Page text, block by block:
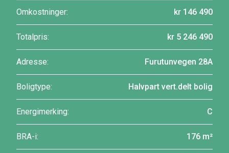
Omkostninger: kr 146 490
Totalpris: kr 5 246 490
Adresse: Furutunvegen 28A
Boligtype: Halvpart vert.delt bolig
Energimerking: C
BRA-i: 176 m²